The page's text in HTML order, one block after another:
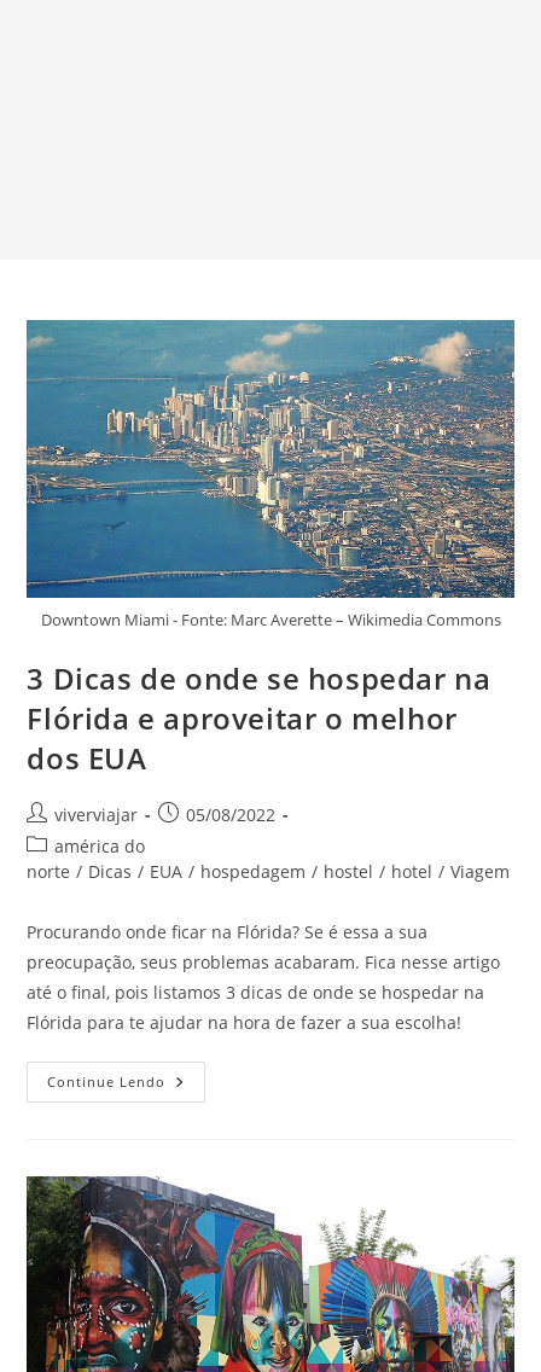
Downtown Miami - Fonte: Marc Averette – Wikimedia Commons
3 Dicas de onde se hospedar na
Flórida e aproveitar o melhor
dos EUA
Autor
do
post:
viverviajar
Post05/08/2022
Categoria
do
américa do
norte / Dicas / EUA / hospedagem / hostel / hotel / Viagem
Procurando onde ficar na Flórida? Se é essa a sua
preocupação, seus problemas acabaram. Fica nesse artigo
até o final, pois listamos 3 dicas de onde se hospedar na
Flórida para te ajudar na hora de fazer a sua escolha!
Continue Lendo
Dicas
Na
Flórida
E
Aproveitar
O
Melhor
Dos
EUA